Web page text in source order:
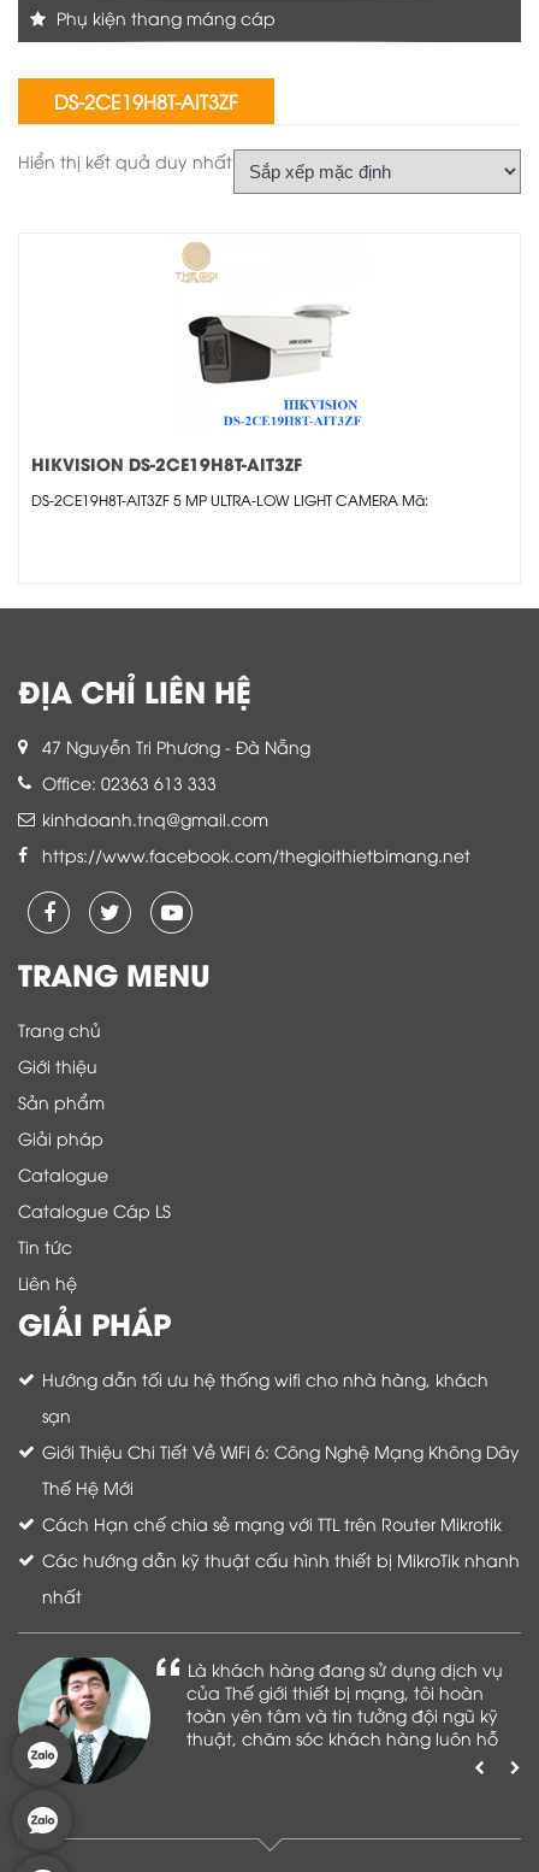
Phụ kiện thang máng cáp
DS-2CE19H8T-AIT3ZF
Hiển thị kết quả duy nhất
HIKVISION DS-2CE19H8T-AIT3ZF
DS-2CE19H8T-AIT3ZF 5 MP ULTRA-LOW LIGHT CAMERA Mã:
ĐỊA CHỈ LIÊN HỆ
47 Nguyễn Tri Phương - Đà Nẵng
Office: 02363 613 333
kinhdoanh.tnq@gmail.com
https://www.facebook.com/thegioithietbimang.net
TRANG MENU
Trang chủ
Giới thiệu
Sản phẩm
Giải pháp
Catalogue
Catalogue Cáp LS
Tin tức
Liên hệ
GIẢI PHÁP
Hướng dẫn tối ưu hệ thống wifi cho nhà hàng, khách
sạn
Giới Thiệu Chi Tiết Về WiFi 6: Công Nghệ Mạng Không Dây
Thế Hệ Mới
Cách Hạn chế chia sẻ mạng với TTL trên Router Mikrotik
Các hướng dẫn kỹ thuật cấu hình thiết bị MikroTik nhanh
nhất
Là khách hàng đang sử dụng dịch vụ
của Thế giới thiết bị mạng, tôi hoàn
toàn yên tâm và tin tưởng đội ngũ kỹ
thuật, chăm sóc khách hàng luôn hỗ